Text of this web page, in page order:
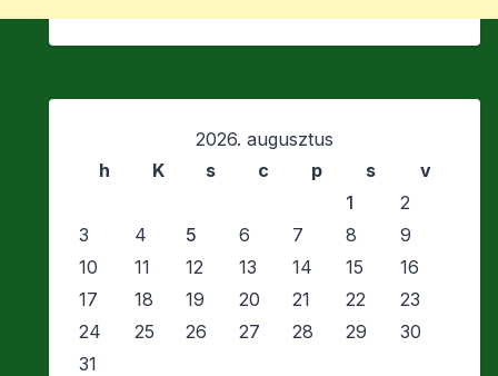
2026. augusztus
h
K s c p s
v
1
2
3
4 5 6 7 8
9
10
11 12 13 14 15
16
17
18 19 20 21 22
23
24
25 26 27 28 29
30
31